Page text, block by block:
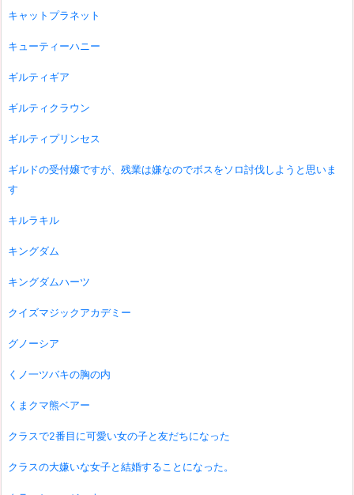
キャットプラネット
キューティーハニー
ギルティギア
ギルティクラウン
ギルティプリンセス
ギルドの受付嬢ですが、残業は嫌なのでボスをソロ討伐しようと思いま
す
キルラキル
キングダム
キングダムハーツ
クイズマジックアカデミー
グノーシア
くノ一ツバキの胸の内
くまクマ熊ベアー
クラスで2番目に可愛い女の子と友だちになった
クラスの大嫌いな女子と結婚することになった。